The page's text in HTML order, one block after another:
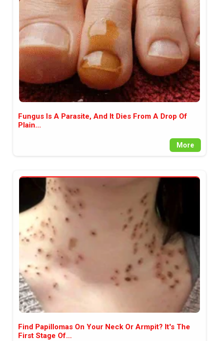
аудитория, затова държим на
прозрачност и коректност от
наша страна. Поднасяме ви
новините такива, каквито са. В
пълния си потенциал.
Fungus Is A Parasite, And It Dies From A Drop Of
Plain...
More
Find Papillomas On Your Neck Or Armpit? It's The
First Stage Of...